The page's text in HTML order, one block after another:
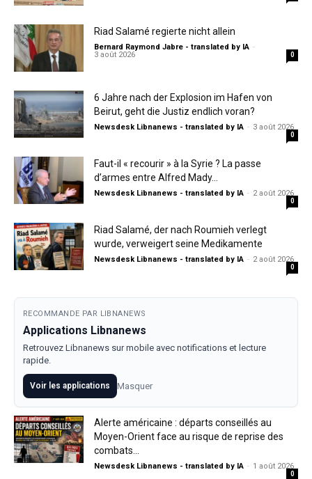
Riad Salamé regierte nicht allein
Bernard Raymond Jabre - translated by IA -
3 août 2026
0
6 Jahre nach der Explosion im Hafen von
Beirut, geht die Justiz endlich voran?
Newsdesk Libnanews - translated by IA - 3 août 2026
0
Faut-il « recourir » à la Syrie ? La passe
d’armes entre Alfred Mady...
Newsdesk Libnanews - translated by IA - 2 août 2026
0
Riad Salamé, der nach Roumieh verlegt
wurde, verweigert seine Medikamente
Newsdesk Libnanews - translated by IA - 2 août 2026
0
RECOMMANDE PAR LIBNANEWS
Applications Libnanews
Retrouvez Libnanews sur mobile avec notifications et lecture
rapide.
Voir les applications Masquer
Alerte américaine : départs conseillés au
Moyen-Orient face au risque de reprise des
combats...
Newsdesk Libnanews - translated by IA - 1 août 2026
0